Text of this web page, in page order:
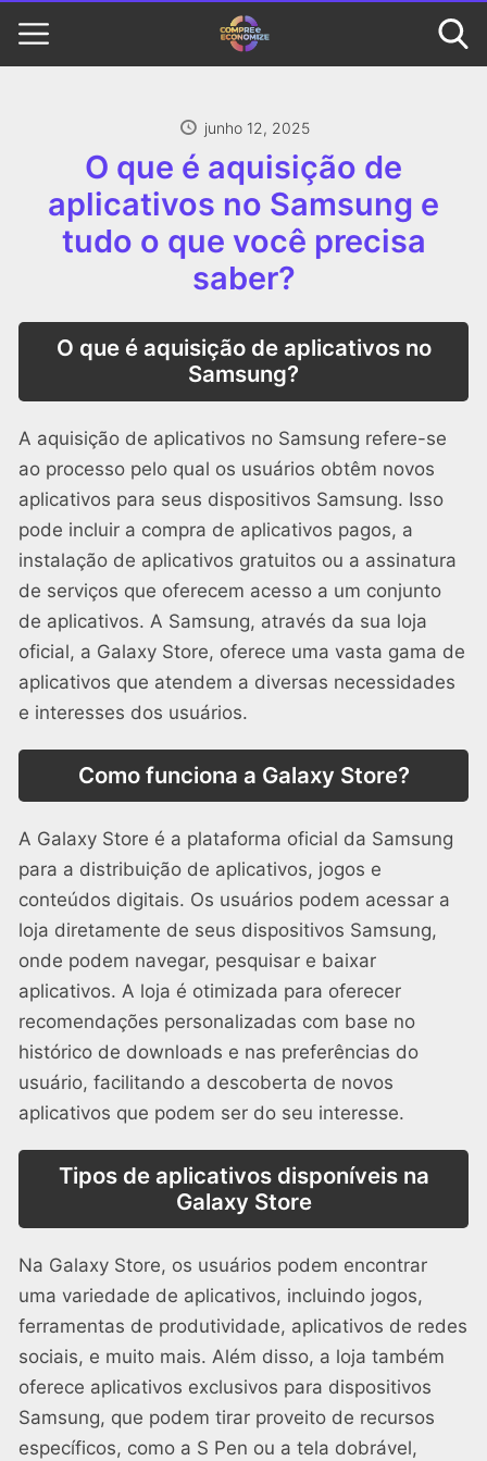
junho 12, 2025
O que é aquisição de
aplicativos no Samsung e
tudo o que você precisa
saber?
O que é aquisição de aplicativos no
Samsung?
A aquisição de aplicativos no Samsung refere-se
ao processo pelo qual os usuários obtêm novos
aplicativos para seus dispositivos Samsung. Isso
pode incluir a compra de aplicativos pagos, a
instalação de aplicativos gratuitos ou a assinatura
de serviços que oferecem acesso a um conjunto
de aplicativos. A Samsung, através da sua loja
oficial, a Galaxy Store, oferece uma vasta gama de
aplicativos que atendem a diversas necessidades
e interesses dos usuários.
Como funciona a Galaxy Store?
A Galaxy Store é a plataforma oficial da Samsung
para a distribuição de aplicativos, jogos e
conteúdos digitais. Os usuários podem acessar a
loja diretamente de seus dispositivos Samsung,
onde podem navegar, pesquisar e baixar
aplicativos. A loja é otimizada para oferecer
recomendações personalizadas com base no
histórico de downloads e nas preferências do
usuário, facilitando a descoberta de novos
aplicativos que podem ser do seu interesse.
Tipos de aplicativos disponíveis na
Galaxy Store
Na Galaxy Store, os usuários podem encontrar
uma variedade de aplicativos, incluindo jogos,
ferramentas de produtividade, aplicativos de redes
sociais, e muito mais. Além disso, a loja também
oferece aplicativos exclusivos para dispositivos
Samsung, que podem tirar proveito de recursos
específicos, como a S Pen ou a tela dobrável,